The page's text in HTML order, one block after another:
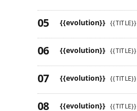
{{evolution}} {{TITLE}}
{{evolution}} {{TITLE}}
{{evolution}} {{TITLE}}
{{evolution}} {{TITLE}}